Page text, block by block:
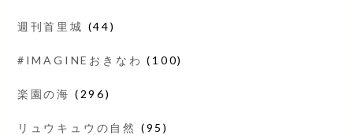
週刊首里城 (44)
#IMAGINEおきなわ (100)
楽園の海 (296)
リュウキュウの自然 (95)